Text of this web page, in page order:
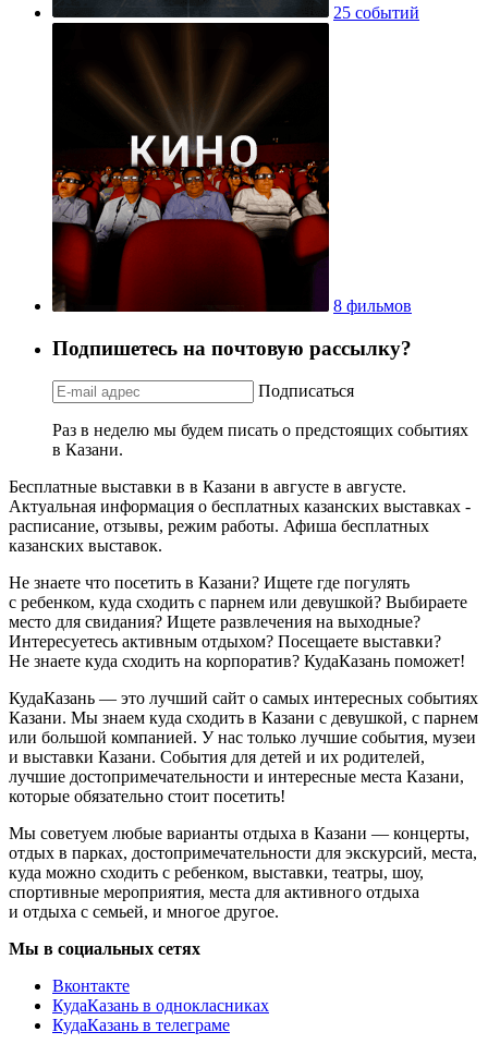
25 событий
8 фильмов
Подпишетесь на почтовую рассылку?
Подписаться
Раз в неделю мы будем писать о предстоящих событиях
в Казани.
Бесплатные выставки в в Казани в августе в августе.
Актуальная информация о бесплатных казанских выставках -
расписание, отзывы, режим работы. Афиша бесплатных
казанских выставок.
Не знаете что посетить в Казани? Ищете где погулять
с ребенком, куда сходить с парнем или девушкой? Выбираете
место для свидания? Ищете развлечения на выходные?
Интересуетесь активным отдыхом? Посещаете выставки?
Не знаете куда сходить на корпоратив? КудаКазань поможет!
КудаКазань — это лучший сайт о самых интересных событиях
Казани. Мы знаем куда сходить в Казани с девушкой, с парнем
или большой компанией. У нас только лучшие события, музеи
и выставки Казани. События для детей и их родителей,
лучшие достопримечательности и интересные места Казани,
которые обязательно стоит посетить!
Мы советуем любые варианты отдыха в Казани — концерты,
отдых в парках, достопримечательности для экскурсий, места,
куда можно сходить с ребенком, выставки, театры, шоу,
спортивные мероприятия, места для активного отдыха
и отдыха с семьей, и многое другое.
Мы в социальных сетях
Вконтакте
КудаКазань в однокласниках
КудаКазань в телеграме